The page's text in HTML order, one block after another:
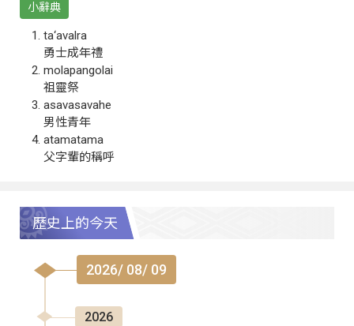
小辭典
ta‘avalra
勇士成年禮
molapangolai
祖靈祭
asavasavahe
男性青年
atamatama
父字輩的稱呼
歷史上的今天
2026/ 08/ 09
2026